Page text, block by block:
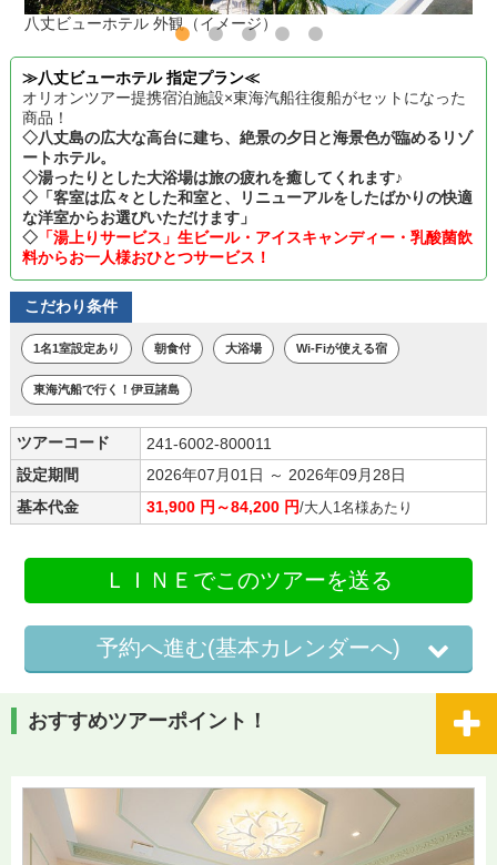
八丈ビューホテル 外観（イメージ）
≫八丈ビューホテル 指定プラン≪
オリオンツアー提携宿泊施設×東海汽船往復船がセットになった
商品！
◇八丈島の広大な高台に建ち、絶景の夕日と海景色が臨めるリゾ
ートホテル。
◇湯ったりとした大浴場は旅の疲れを癒してくれます♪
◇「客室は広々とした和室と、リニューアルをしたばかりの快適
な洋室からお選びいただけます」
◇「湯上りサービス」生ビール・アイスキャンディー・乳酸菌飲
料からお一人様おひとつサービス！
こだわり条件
1名1室設定あり 朝食付 大浴場 Wi-Fiが使える宿
東海汽船で行く！伊豆諸島
ツアーコード
241-6002-800011
設定期間
2026年07月01日 ～ 2026年09月28日
基本代金
31,900 円～84,200 円/大人1名様あたり
ＬＩＮＥでこのツアーを送る
予約へ進む(基本カレンダーへ)
おすすめツアーポイント！